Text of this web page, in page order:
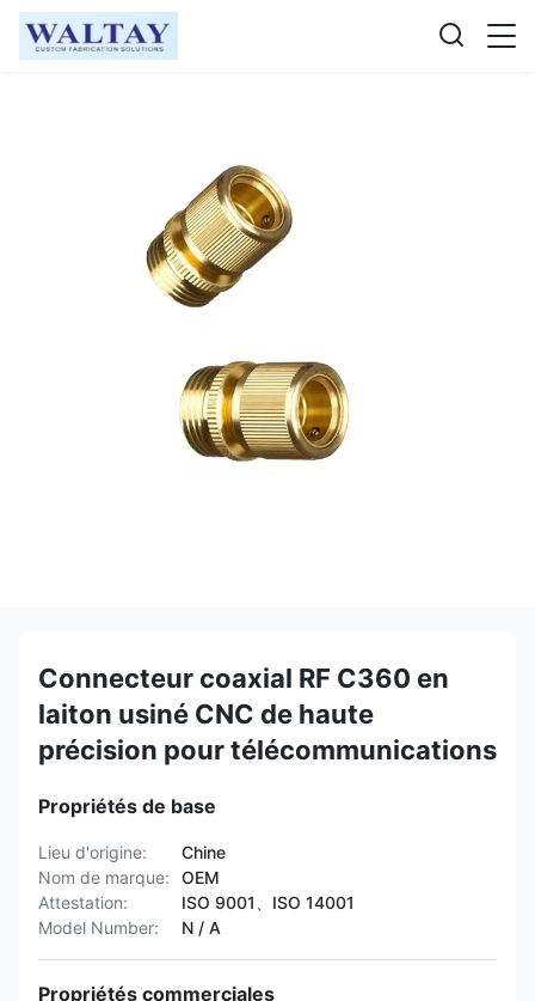
Connecteur coaxial RF C360 en
laiton usiné CNC de haute
précision pour télécommunications
Propriétés de base
Lieu d'origine:
Chine
Nom de marque:
OEM
Attestation:
ISO 9001、ISO 14001
Model Number:
N / A
Propriétés commerciales